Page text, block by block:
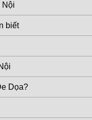
Nội
biết
Dọa?